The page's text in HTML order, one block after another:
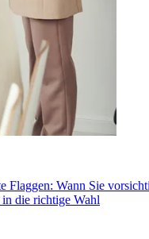
Flaggen: Wann Sie
die richtige Wahl